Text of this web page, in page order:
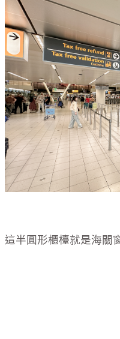
這半圓形櫃檯就是海關